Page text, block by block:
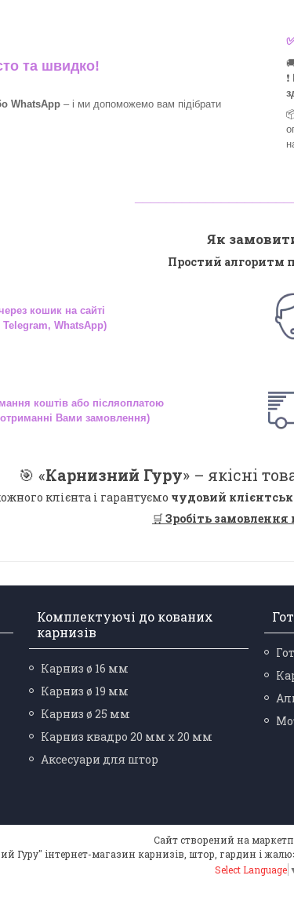
та швидко!
WhatsApp – і ми допоможемо вам підібрати
Як
Простий алгоритм
кошик на сайті
Telegram, WhatsApp)
коштів або післяоплатою
Вами замовлення)
🎯 «Карнизний Гуру» – якісні
клієнта і гарантуємо чудовий
🛒 Зробіть замовлення
Комплектуючі до кованих
карнизів
Карниз ø 16 мм
Карниз ø 19 мм
Карниз ø 25 мм
Карниз квадро 20 мм х 20 мм
Аксесуари для штор
Сайт створений на
Select Language